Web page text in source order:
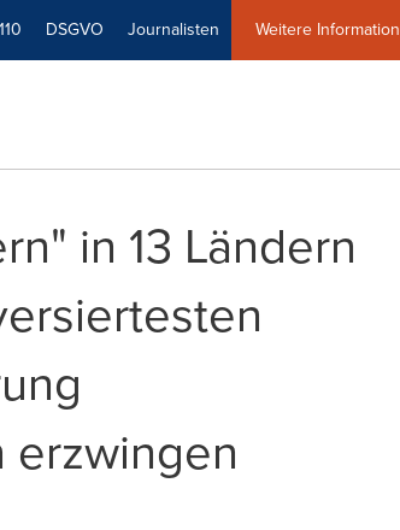
DSGVO Journalisten Weitere
in 13 Ländern